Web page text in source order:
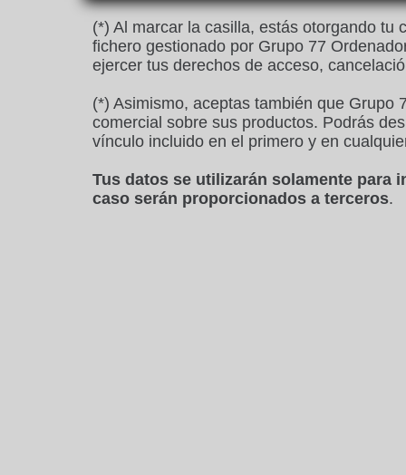
(*) Al marcar la casilla, estás otorgando tu
fichero gestionado por Grupo 77
ejercer tus derechos de acceso,
(*) Asimismo, aceptas también que Grupo
comercial sobre sus productos. Podrás
vínculo incluido en el primero y en
Tus datos se utilizarán solamente para
caso serán proporcionados a terceros.